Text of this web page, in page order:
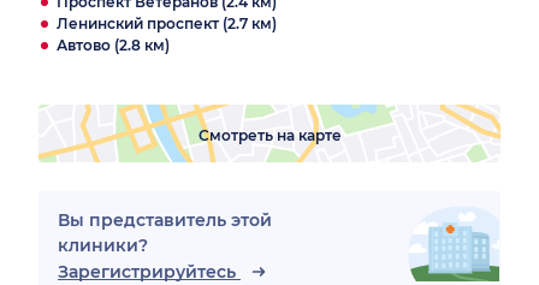
Ленинский проспект (2.7 км)
Автово (2.8 км)
Смотреть на карте
Вы представитель этой
клиники?
Зарегистрируйтесь